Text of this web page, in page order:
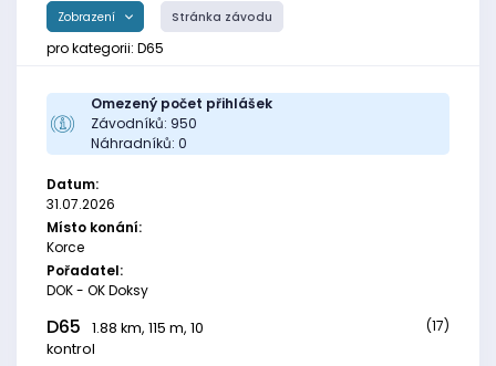
Zobrazení Stránka závodu
pro kategorii: D65
Omezený počet přihlášek
Závodníků: 950
Náhradníků: 0
Datum:
31.07.2026
Místo konání:
Korce
Pořadatel:
DOK - OK Doksy
D65
1.88 km, 115 m, 10
kontrol
(17)